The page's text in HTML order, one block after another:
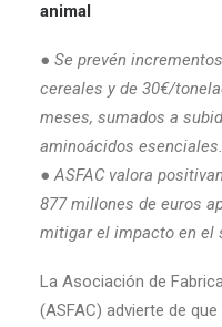
animal
● Se prevén
cereales y de 30€/
meses, sumados a
aminoácidos esenciales.
● ASFAC valora
877 millones de euros
mitigar el impacto en el
La Asociación de
(ASFAC) advierte de